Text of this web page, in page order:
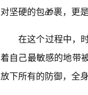
对坚硬的包🎁裹，更
在这个过程中，
着自己最敏感的地带
放下所有的防御，全